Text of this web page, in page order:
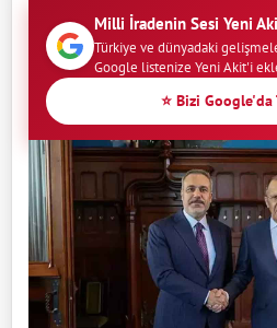
Milli İradenin Sesi Yeni
Türkiye ve dünyadaki
Google listenize Yeni Akit'i
⭐ Bizi Google'da